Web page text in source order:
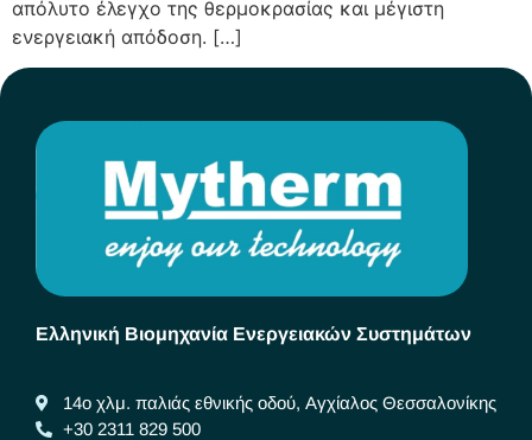
απόλυτο έλεγχο της θερμοκρασίας και μέγιστη
ενεργειακή απόδοση. […]
Ελληνική Βιομηχανία Ενεργειακών Συστημάτων
14ο χλμ. παλιάς εθνικής οδού, Αγχίαλος Θεσσαλονίκης
+30 2311 829 500